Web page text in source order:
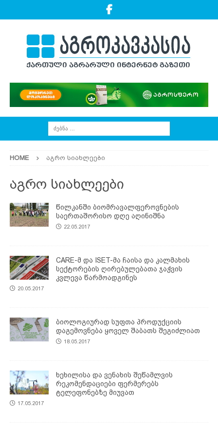
HOME აგრო სიახლეები
აგრო სიახლეები
წილკანში ბიომრავალფეროვნების
საერთაშორისო დღე აღინიშნა
22.05.2017
CARE-მ და ISET-მა ჩაისა და კალმახის
სექტორების ღირებულებათა ჯაჭვის
კვლევა წარმოადგინეს
20.05.2017
ბიოლოგიურად სუფთა პროდუქციის
დაგემოვნება ყოველ შაბათს შეგიძლიათ
18.05.2017
ხეხილისა და ვენახის შეწამლვის
რეკომენდაციები ფერმერებს
ტელეფონებზე მიუვათ
17.05.2017